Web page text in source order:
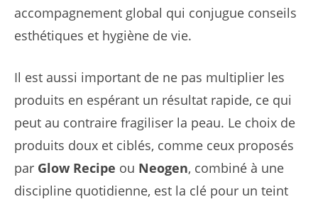
accompagnement global qui conjugue conseils
esthétiques et hygiène de vie.
Il est aussi important de ne pas multiplier les
produits en espérant un résultat rapide, ce qui
peut au contraire fragiliser la peau. Le choix de
produits doux et ciblés, comme ceux proposés
par Glow Recipe ou Neogen, combiné à une
discipline quotidienne, est la clé pour un teint